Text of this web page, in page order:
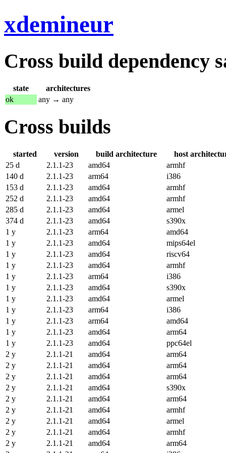
xdemineur
Cross build dependency
state
architectures
ok
any → any
Cross builds
started version build architecture
host
25 d
2.1.1-23 amd64
armhf
140 d
2.1.1-23 arm64
i386
153 d
2.1.1-23 amd64
armhf
252 d
2.1.1-23 amd64
armhf
285 d
2.1.1-23 amd64
armel
374 d
2.1.1-23 amd64
s390x
1 y
2.1.1-23 arm64
amd64
1 y
2.1.1-23 amd64
mips64el
1 y
2.1.1-23 amd64
riscv64
1 y
2.1.1-23 amd64
armhf
1 y
2.1.1-23 arm64
i386
1 y
2.1.1-23 amd64
s390x
1 y
2.1.1-23 amd64
armel
1 y
2.1.1-23 arm64
i386
1 y
2.1.1-23 arm64
amd64
1 y
2.1.1-23 amd64
arm64
1 y
2.1.1-23 amd64
ppc64el
2 y
2.1.1-21 amd64
arm64
2 y
2.1.1-21 amd64
arm64
2 y
2.1.1-21 amd64
arm64
2 y
2.1.1-21 amd64
s390x
2 y
2.1.1-21 amd64
arm64
2 y
2.1.1-21 amd64
armhf
2 y
2.1.1-21 amd64
armel
2 y
2.1.1-21 amd64
armhf
2 y
2.1.1-21 amd64
arm64